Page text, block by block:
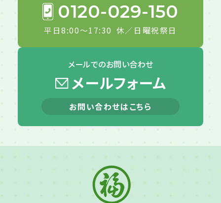
0120-029-150
平日8:00～17:30 休／日曜祝祭日
メールでのお問い合わせ
メールフォーム
お問い合わせはこちら